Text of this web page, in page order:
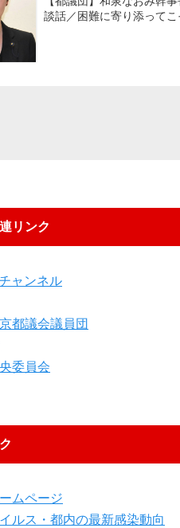
談話／困難に寄り添ってこ
リンク
ャンネル
都議会議員団
委員会
ムページ
ルス・都内の最新感染動向